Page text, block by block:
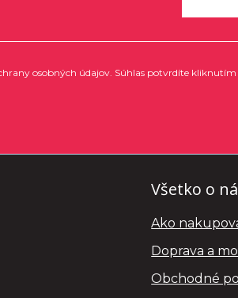
osobných údajov. Súhlas potvrdíte
Všetko o
Ako
Doprava a
Obchodné